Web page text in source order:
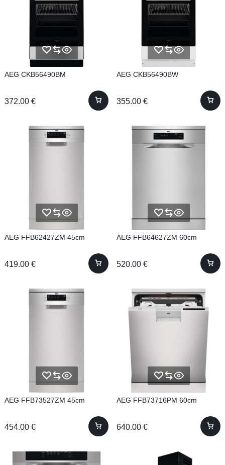
AEG CKB56490BM
372.00 €
AEG CKB56490BW
355.00 €
AEG FFB62427ZM 45cm
419.00 €
AEG FFB64627ZM 60cm
520.00 €
AEG FFB73527ZM 45cm
454.00 €
AEG FFB73716PM 60cm
640.00 €